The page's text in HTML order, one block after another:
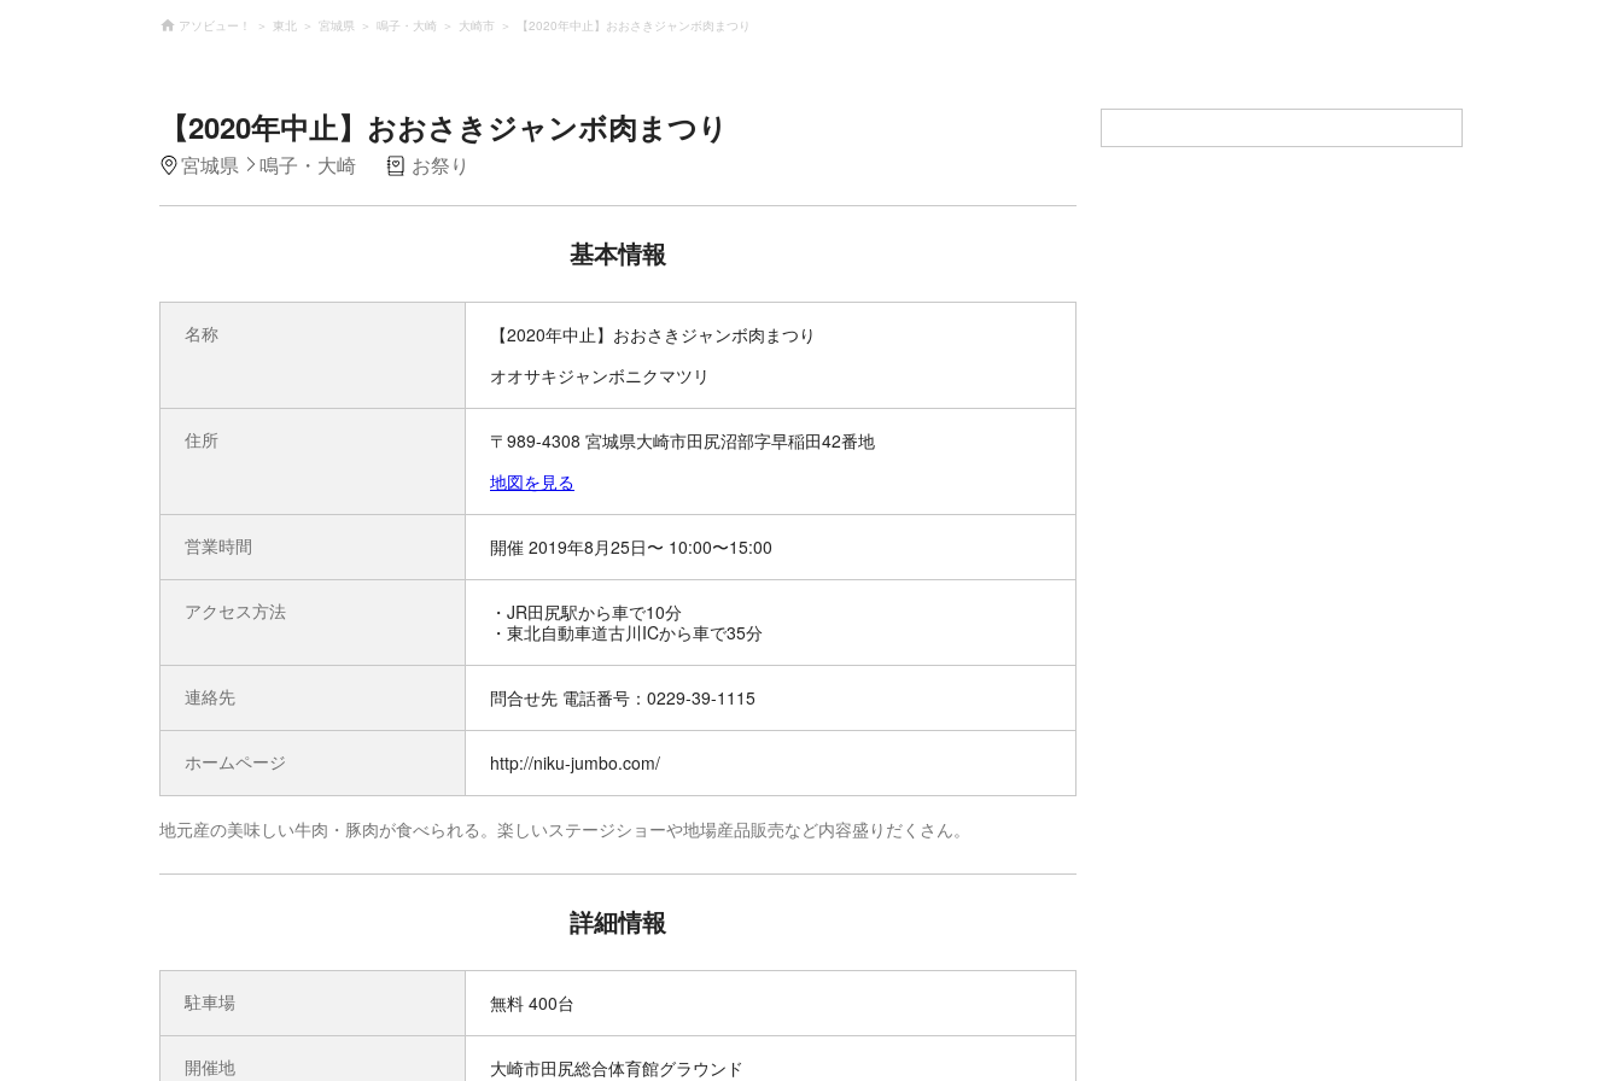
アソビュー！ 東北 宮城県 鳴子・大崎 大崎市 【2020年中止】おおさきジャンボ肉まつり
【2020年中止】おおさきジャンボ肉まつり
宮城県 鳴子・大崎 お祭り
基本情報
名称
【2020年中止】おおさきジャンボ肉まつり
オオサキジャンボニクマツリ
住所
〒989-4308 宮城県大崎市田尻沼部字早稲田42番地
地図を見る
営業時間 開催 2019年8月25日〜 10:00〜15:00
アクセス方法
・JR田尻駅から車で10分
・東北自動車道古川ICから車で35分
連絡先 問合せ先 電話番号：0229-39-1115
ホームページ http://niku-jumbo.com/
地元産の美味しい牛肉・豚肉が食べられる。楽しいステージショーや地場産品販売など内容盛りだくさん。
詳細情報
駐車場 無料 400台
開催地 大崎市田尻総合体育館グラウンド